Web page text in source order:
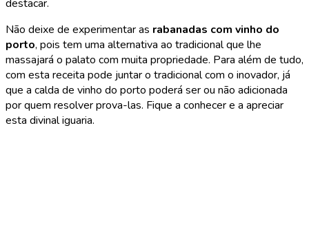
destacar.
Não deixe de experimentar as rabanadas com vinho do
porto, pois tem uma alternativa ao tradicional que lhe
massajará o palato com muita propriedade. Para além de tudo,
com esta receita pode juntar o tradicional com o inovador, já
que a calda de vinho do porto poderá ser ou não adicionada
por quem resolver prova-las. Fique a conhecer e a apreciar
esta divinal iguaria.